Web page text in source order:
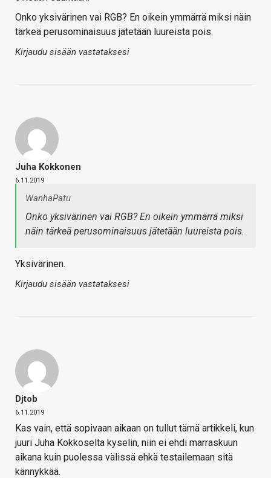
Onko yksivärinen vai RGB? En oikein ymmärrä miksi näin
tärkeä perusominaisuus jätetään luureista pois.
Kirjaudu sisään vastataksesi
Juha Kokkonen
6.11.2019
WanhaPatu
Onko yksivärinen vai RGB? En oikein ymmärrä miksi
näin tärkeä perusominaisuus jätetään luureista pois.
Yksivärinen.
Kirjaudu sisään vastataksesi
Djtob
6.11.2019
Kas vain, että sopivaan aikaan on tullut tämä artikkeli, kun
juuri Juha Kokkoselta kyselin, niin ei ehdi marraskuun
aikana kuin puolessa välissä ehkä testailemaan sitä
kännykkää.